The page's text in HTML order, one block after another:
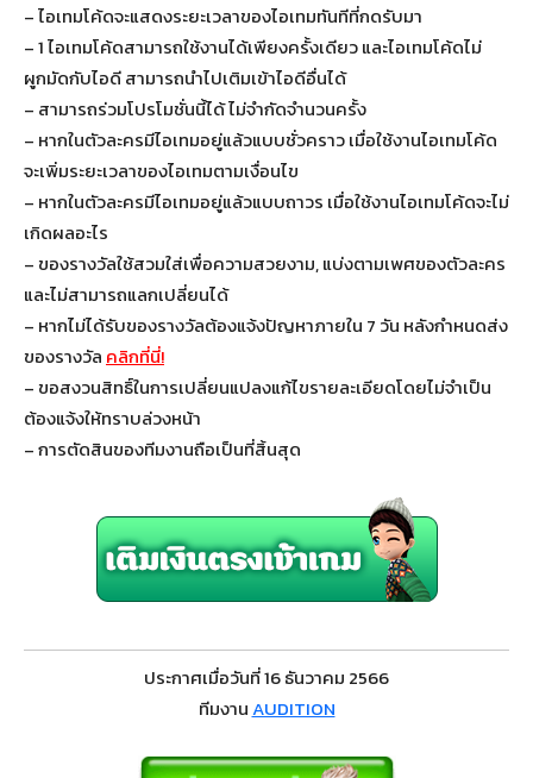
– ไอเทมโค้ดจะแสดงระยะเวลาของไอเทมทันทีที่กดรับมา
– 1 ไอเทมโค้ดสามารถใช้งานได้เพียงครั้งเดียว และไอเทมโค้ดไม่
ผูกมัดกับไอดี สามารถนำไปเติมเข้าไอดีอื่นได้
– สามารถร่วมโปรโมชั่นนี้ได้ ไม่จำกัดจำนวนครั้ง
– หากในตัวละครมีไอเทมอยู่แล้วแบบชั่วคราว เมื่อใช้งานไอเทมโค้ด
จะเพิ่มระยะเวลาของไอเทมตามเงื่อนไข
– หากในตัวละครมีไอเทมอยู่แล้วแบบถาวร เมื่อใช้งานไอเทมโค้ดจะไม่
เกิดผลอะไร
– ของรางวัลใช้สวมใส่เพื่อความสวยงาม, แบ่งตามเพศของตัวละคร
และไม่สามารถแลกเปลี่ยนได้
– หากไม่ได้รับของรางวัลต้องแจ้งปัญหาภายใน 7 วัน หลังกำหนดส่ง
ของรางวัล คลิกที่นี่!
– ขอสงวนสิทธิ์ในการเปลี่ยนแปลงแก้ไขรายละเอียดโดยไม่จำเป็น
ต้องแจ้งให้ทราบล่วงหน้า
– การตัดสินของทีมงานถือเป็นที่สิ้นสุด
ประกาศเมื่อวันที่ 16 ธันวาคม 2566
ทีมงานAUDITION